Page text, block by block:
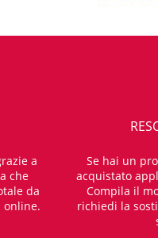
a
che
da
Se hai un
acquistato
Compila il
richiedi la